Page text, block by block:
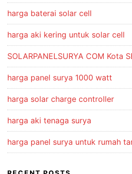
harga baterai solar cell
harga aki kering untuk solar cell
SOLARPANELSURYA COM Kota
harga panel surya 1000 watt
harga solar charge controller
harga aki tenaga surya
harga panel surya untuk rumah